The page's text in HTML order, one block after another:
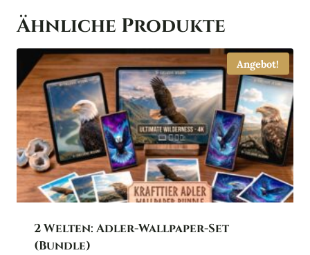
Ähnliche Produkte
Angebot!
2 Welten: Adler-Wallpaper-Set
(Bundle)